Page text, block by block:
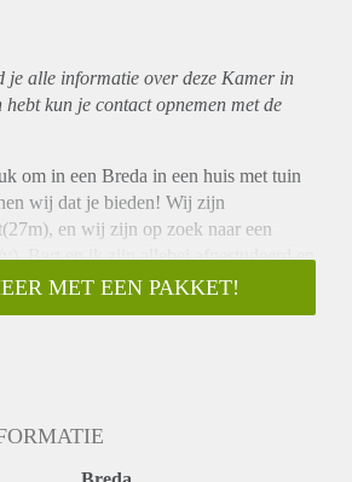
je alle informatie over deze Kamer in
kun je contact opnemen met de
om in een Breda in een huis met tuin
wij dat je bieden! Wij zijn
en wij zijn op zoek naar een
Bart en ik zijn allebei afgestudeerd en
dezelfde levensfase, een beetje rond
allebei van een feestje en
een klein winkelcentrum met een
het is 7 min (2.1 km) fietsen naar de
MET EEN PAKKET!